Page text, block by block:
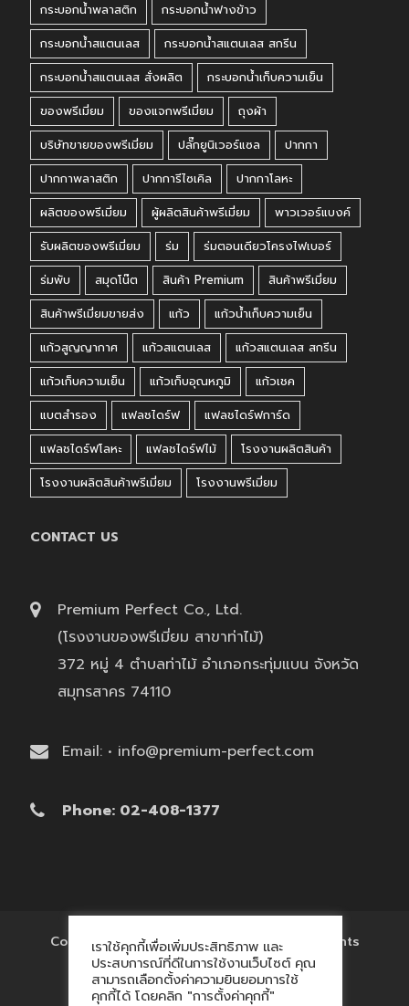
กระบอกน้ำพลาสติก
กระบอกน้ำฟางข้าว
กระบอกน้ำสแตนเลส
กระบอกน้ำสแตนเลส สกรีน
กระบอกน้ำสแตนเลส สั่งผลิต
กระบอกน้ำเก็บความเย็น
ของพรีเมี่ยม
ของแจกพรีเมี่ยม
ถุงผ้า
บริษัทขายของพรีเมี่ยม
ปลั๊กยูนิเวอร์แซล
ปากกา
ปากกาพลาสติก
ปากการีไซเคิล
ปากกาโลหะ
ผลิตของพรีเมี่ยม
ผู้ผลิตสินค้าพรีเมี่ยม
พาวเวอร์แบงค์
รับผลิตของพรีเมี่ยม
ร่ม
ร่มตอนเดียวโครงไฟเบอร์
ร่มพับ
สมุดโน๊ต สินค้า Premium
สินค้าพรีเมี่ยม
สินค้าพรีเมี่ยมขายส่ง
แก้ว
แก้วน้ำเก็บความเย็น
แก้วสูญญากาศ
แก้วสแตนเลส
แก้วสแตนเลส สกรีน
แก้วเก็บความเย็น
แก้วเก็บอุณหภูมิ
แก้วเชค
แบตสำรอง
แฟลชไดร์ฟ
แฟลชไดร์ฟการ์ด
แฟลชไดร์ฟโลหะ
แฟลชไดร์ฟไม้
โรงงานผลิตสินค้า
โรงงานผลิตสินค้าพรีเมี่ยม
โรงงานพรีเมี่ยม
CONTACT US
Premium Perfect Co., Ltd.
(โรงงานของพรีเมี่ยม สาขาท่าไม้)
372 หมู่ 4 ตำบลท่าไม้ อำเภอกระทุ่มแบน จังหวัด
สมุทรสาคร 74110
Email: • info@premium-perfect.com
Phone: 02-408-1377
Copyright © 2017 'โรงงานของพรีเมี่ยม' All Rights
Reserved.
เราใช้คุกกี้เพื่อเพิ่มประสิทธิภาพ และ
ประสบการณ์ที่ดีในการใช้งานเว็บไซต์ คุณ
สามารถเลือกตั้งค่าความยินยอมการใช้
คุกกี้ได้ โดยคลิก "การตั้งค่าคุกกี้"